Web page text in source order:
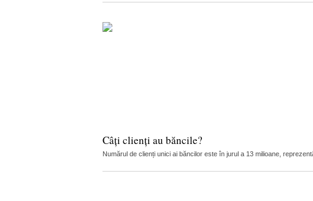
Câți clienți au băncile?
Numărul de clienți unici ai băncilor este în jurul a 13 milioane,